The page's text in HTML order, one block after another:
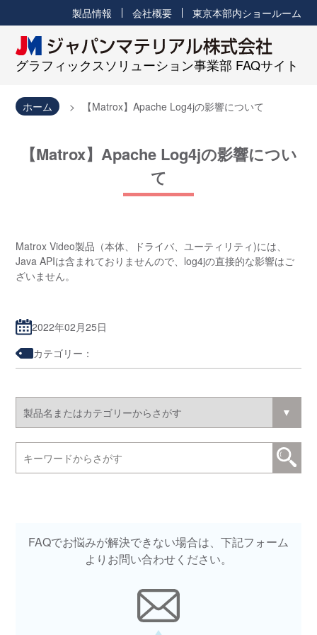
グラフィックスソリューション事業部 FAQサイト
製品情報 会社概要 東京本部内ショールーム
ホーム 【Matrox】Apache Log4jの影響について
【Matrox】Apache Log4jの影響につい
て
Matrox Video製品（本体、ドライバ、ユーティリティ)には、
Java APIは含まれておりませんので、log4jの直接的な影響はご
ざいません。
2022年02月25日
カテゴリー：
FAQでお悩みが解決できない場合は、下記フォーム
よりお問い合わせください。